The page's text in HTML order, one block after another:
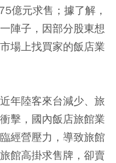
億元求售；據了解，
陣子，因部分股東想
場上找買家的飯店業
年陸客來台減少、旅
擊，國內飯店旅館業
經營壓力，導致旅館
館高掛求售牌，卻賣